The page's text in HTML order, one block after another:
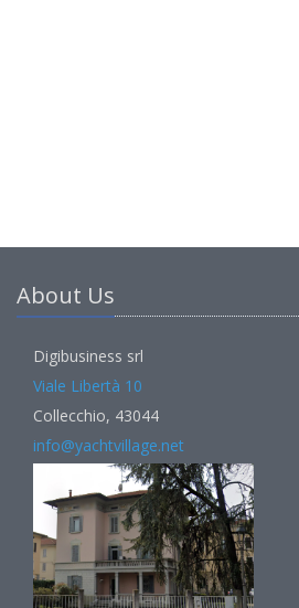
About Us
Digibusiness srl
Viale Libertà 10
Collecchio, 43044
info@yachtvillage.net